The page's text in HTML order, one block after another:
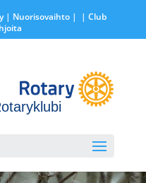
| Nuorisovaihto|
| Club